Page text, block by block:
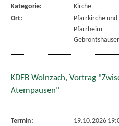
Kategorie:
Kirche
Ort:
Pfarrkirche und
Pfarrheim
KDFB Wolnzach, Vortrag
Atempausen"
Termin:
19.10.2026